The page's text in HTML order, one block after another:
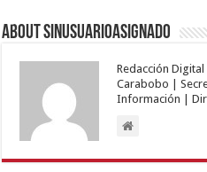
About sinusuarioasignado
Redacción
Carabobo |
Información |